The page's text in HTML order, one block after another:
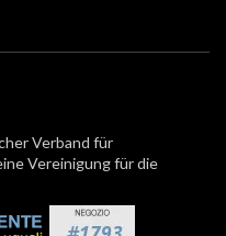
Verband für
Vereinigung für die